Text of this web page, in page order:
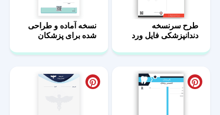
طرح سرنسخه
دندانپزشکی فایل ورد
نسخه آماده و طراحی
شده برای پزشکان